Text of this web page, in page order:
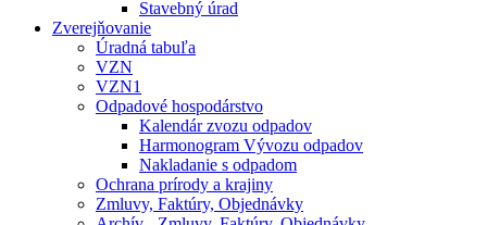
Stavebný úrad
Zverejňovanie
Úradná tabuľa
VZN
VZN1
Odpadové hospodárstvo
Kalendár zvozu odpadov
Harmonogram Vývozu odpadov
Nakladanie s odpadom
Ochrana prírody a krajiny
Zmluvy, Faktúry, Objednávky